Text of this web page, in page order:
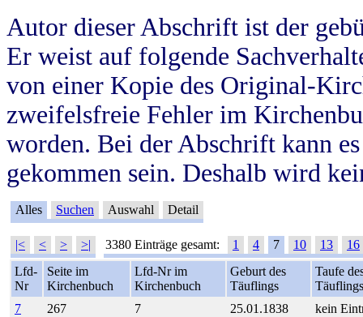
Autor dieser Abschrift ist der
Er weist auf folgende
von einer Kopie des Original-
zweifelsfreie Fehler im
worden. Bei der Abschrift kann
gekommen sein. Deshalb wird
Alles Suchen Auswahl Detail
|< < > >| 3380 Einträge gesamt: 1 4 7 10 13
16
Lfd-
Nr
Seite im
Kirchenbuch
Lfd-Nr im
Kirchenbuch
Geburt des
Täuflings
Taufe
Täuflings
7
267 7 25.01.1838 kein